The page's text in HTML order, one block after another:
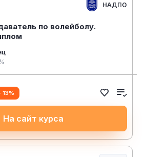
НАДПО
по волейболу.
13%
На сайт курса